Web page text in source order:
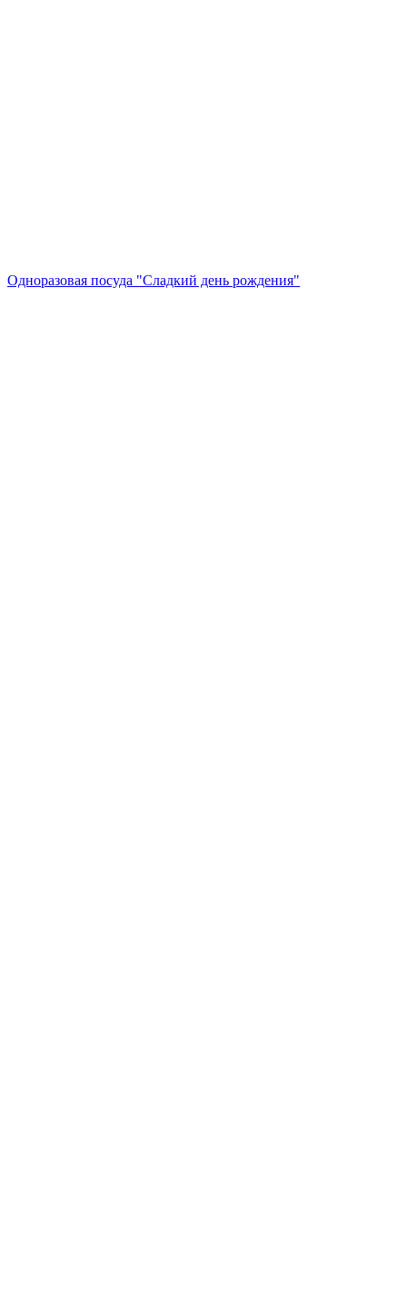
Одноразовая посуда "Сладкий день рождения"